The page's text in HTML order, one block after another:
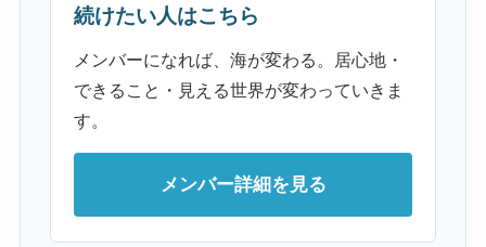
続けたい人はこちら
メンバーになれば、海が変わる。居心地・
できること・見える世界が変わっていきま
す。
メンバー詳細を見る